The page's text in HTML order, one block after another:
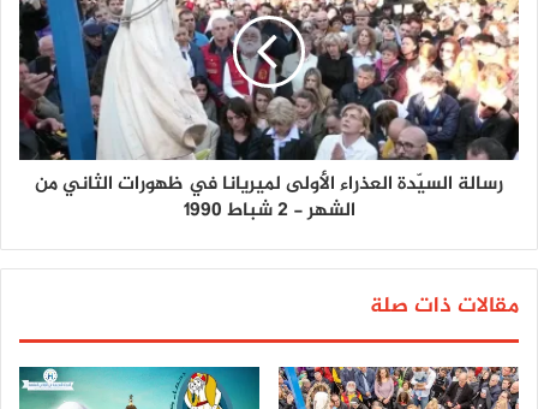
رسالة السيّدة العذراء الأولى لميريانا في ظهورات الثاني من
الشهر - 2 شباط 1990
مقالات ذات صلة